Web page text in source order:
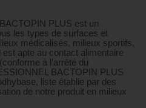
PLUS est un
les types de surfaces et
médicalisés, milieux sportifs,
apte au contact alimentaire
à l’arrêté du
BACTOPIN PLUS
liste établie par des
de notre produit en milieux